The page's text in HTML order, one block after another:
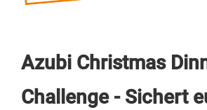
Azubi Christmas
Challenge - Sichert